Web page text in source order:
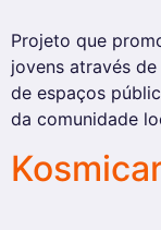
Projeto que
jovens através
de espaços
da comunidade